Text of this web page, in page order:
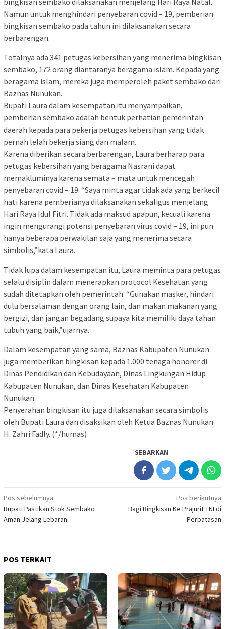
Namun untuk menghindari penyebaran covid – 19, pemberian
bingkisan sembako pada tahun ini dilaksanakan secara
berbarengan.
Totalnya ada 341 petugas kebersihan yang menerima bingkisan
sembako, 172 orang diantaranya beragama islam. Kepada yang
beragama islam, mereka juga memperoleh paket sembako dari
Baznas Nunukan.
Bupati Laura dalam kesempatan itu menyampaikan,
pemberian sembako adalah bentuk perhatian pemerintah
daerah kepada para pekerja petugas kebersihan yang tidak
pernah lelah bekerja siang dan malam.
Karena diberikan secara berbarengan, Laura berharap para
petugas kebersihan yang beragama Nasrani dapat
memakluminya karena semata – mata untuk mencegah
penyebaran covid – 19. “Saya minta agar tidak ada yang berkecil
hati karena pemberianya dilaksanakan sekaligus menjelang
Hari Raya Idul Fitri. Tidak ada maksud apapun, kecuali karena
ingin mengurangi potensi penyebaran virus covid – 19, ini pun
hanya beberapa perwakilan saja yang menerima secara
simbolis,”kata Laura.
Tidak lupa dalam kesempatan itu, Laura meminta para petugas
selalu disiplin dalam menerapkan protocol Kesehatan yang
sudah ditetapkan oleh pemerintah. “Gunakan masker, hindari
dulu bersalaman dengan orang lain, dan makan makanan yang
bergizi, dan jangan begadang supaya kita memiliki daya tahan
tubuh yang baik,”ujarnya.
Dalam kesempatan yang sama, Baznas Kabupaten Nunukan
juga memberikan bingkisan kepada 1.000 tenaga honorer di
Dinas Pendidikan dan Kebudayaan, Dinas Lingkungan Hidup
Kabupaten Nunukan, dan Dinas Kesehatan Kabupaten
Nunukan.
Penyerahan bingkisan itu juga dilaksanakan secara simbolis
oleh Bupati Laura dan disaksikan oleh Ketua Baznas Nunukan
H. Zahri Fadly. (*/humas)
SEBARKAN
Navigasi
pos
Pos sebelumnya
Bupati Pastikan Stok Sembako
Aman Jelang Lebaran
Pos berikutnya
Bagi Bingkisan Ke Prajurit TNI di
Perbatasan
POS TERKAIT